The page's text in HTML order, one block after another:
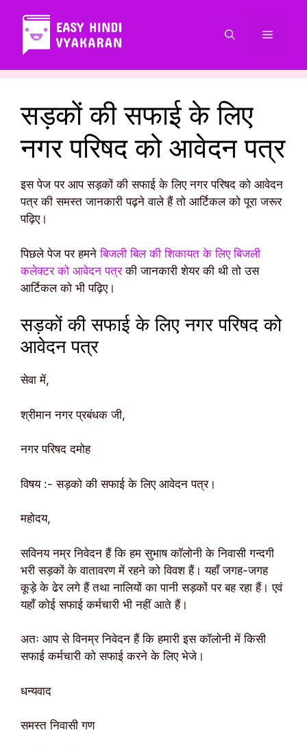
content
Menu
सड़कों की सफाई के लिए
नगर परिषद को आवेदन पत्र
इस पेज पर आप सड़कों की सफाई के लिए नगर परिषद को आवेदन
पत्र की समस्त जानकारी पढ़ने वाले हैं तो आर्टिकल को पूरा जरूर
पढ़िए।
पिछले पेज पर हमनेबिजली बिल की शिकायत के लिए बिजली
कलेक्टर को आवेदन पत्रकी जानकारी शेयर की थी तो उस
आर्टिकल को भी पढ़िए।
सड़कों की सफाई के लिए नगर परिषद को
आवेदन पत्र
सेवा में,
श्रीमान नगर प्रबंधक जी,
नगर परिषद दमोह
विषय :- सड़को की सफाई के लिए आवेदन पत्र।
महोदय,
सविनय नम्र निवेदन हैं कि हम सुभाष कॉलोनी के निवासी गन्दगी
भरी सड़कों के वातावरण में रहने को विवश हैं। यहाँ जगह-जगह
कूड़े के ढेर लगे हैं तथा नालियों का पानी सड़कों पर बह रहा हैं। एवं
यहाँ कोई सफाई कर्मचारी भी नहीं आते हैं।
अतः आप से विनम्र निवेदन हैं कि हमारी इस कॉलोनी में किसी
सफाई कर्मचारी को सफाई करने के लिए भेजे।
धन्यवाद
समस्त निवासी गण